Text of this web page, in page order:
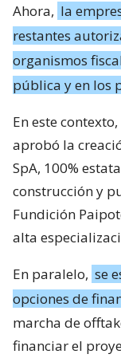
Ahora, la
restantes
organismos
pública y en los
En este
aprobó la
SpA, 100%
construcción y
Fundición
alta
En paralelo, se
opciones de
marcha de
financiar el